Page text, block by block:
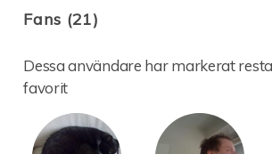
Fans (21)
Dessa användare har markerat
favorit